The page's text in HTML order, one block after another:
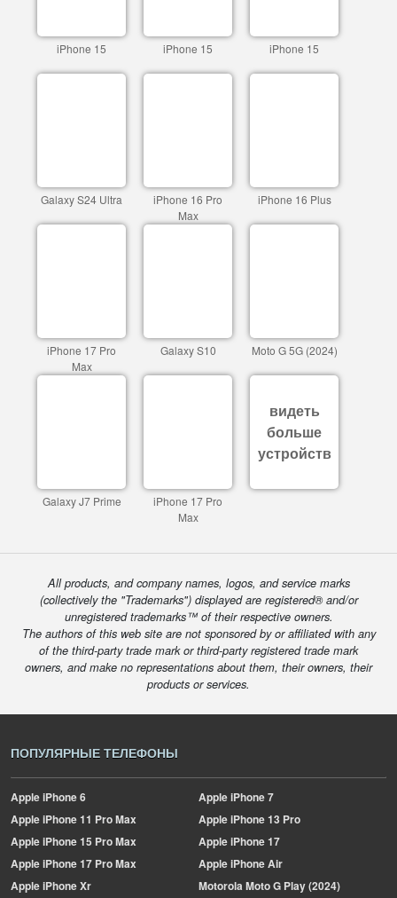
iPhone 15 iPhone 15 iPhone 15
Galaxy S24 Ultra
iPhone 16 Pro
Max
iPhone 16 Plus
iPhone 17 Pro
Max
Galaxy S10 Moto G 5G (2024)
Galaxy J7 Prime
iPhone 17 Pro
Max
видеть
больше
устройств
All products, and company names, logos, and service marks
(collectively the "Trademarks") displayed are registered® and/or
unregistered trademarks™ of their respective owners.
The authors of this web site are not sponsored by or affiliated with any
of the third-party trade mark or third-party registered trade mark
owners, and make no representations about them, their owners, their
products or services.
ПОПУЛЯРНЫЕ ТЕЛЕФОНЫ
AppleiPhone 6 AppleiPhone 7
AppleiPhone 11 Pro Max AppleiPhone 13 Pro
AppleiPhone 15 Pro Max AppleiPhone 17
AppleiPhone 17 Pro Max AppleiPhone Air
AppleiPhone Xr MotorolaMoto G Play (2024)